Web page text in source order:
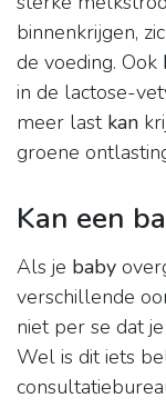
binnenkrijgen,
de voeding. Ook
in de lactose-
meer last kan
groene
Kan een
Als je baby
verschillende
niet per se dat
Wel is dit iets